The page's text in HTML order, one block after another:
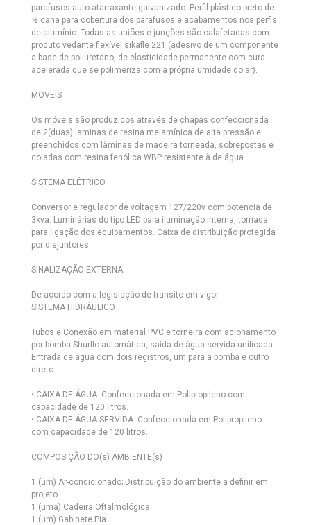
parafusos auto atarraxante galvanizado. Perfil plástico preto de
½ cana para cobertura dos parafusos e acabamentos nos perfis
de alumínio. Todas as uniões e junções são calafetadas com
produto vedante flexível sikafle 221 (adesivo de um componente
a base de poliuretano, de elasticidade permanente com cura
acelerada que se polimeriza com a própria umidade do ar).
MOVEIS
Os móveis são produzidos através de chapas confeccionada
de 2(duas) laminas de resina melamínica de alta pressão e
preenchidos com lâminas de madeira torneada, sobrepostas e
coladas com resina fenólica WBP resistente à de água.
SISTEMA ELÉTRICO
Conversor e regulador de voltagem 127/220v com potencia de
3kva. Luminárias do tipo LED para iluminação interna, tomada
para ligação dos equipamentos. Caixa de distribuição protegida
por disjuntores.
SINALIZAÇÃO EXTERNA.
De acordo com a legislação de transito em vigor.
SISTEMA HIDRÁULICO
Tubos e Conexão em material PVC e torneira com acionamento
por bomba Shurflo automática, saída de água servida unificada.
Entrada de água com dois registros, um para a bomba e outro
direto.
• CAIXA DE ÁGUA: Confeccionada em Polipropileno com
capacidade de 120 litros.
• CAIXA DE ÁGUA SERVIDA: Confeccionada em Polipropileno
com capacidade de 120 litros.
COMPOSIÇÃO DO(s) AMBIENTE(s)
1 (um) Ar-condicionado; Distribuição do ambiente a definir em
projeto
1 (uma) Cadeira Oftalmológica
1 (um) Gabinete Pia